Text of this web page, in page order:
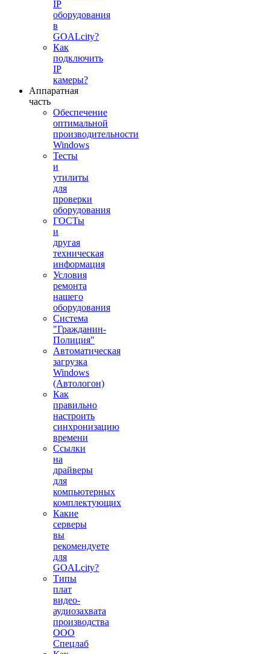
IP
оборудования
в
GOALcity?
Как
подключить
IP
камеры?
Аппаратная
часть
Обеспечение
оптимальной
производительности
Windows
Тесты
и
утилиты
для
проверки
оборудования
ГОСТы
и
другая
техническая
информация
Условия
ремонта
нашего
оборудования
Система
"Гражданин-
Полиция"
Автоматическая
загрузка
Windows
(Автологон)
Как
правильно
настроить
синхронизацию
времени
Ссылки
на
драйверы
для
компьютерных
комплектующих
Какие
серверы
вы
рекомендуете
для
GOALcity?
Типы
плат
видео-
аудиозахвата
производства
ООО
Спецлаб